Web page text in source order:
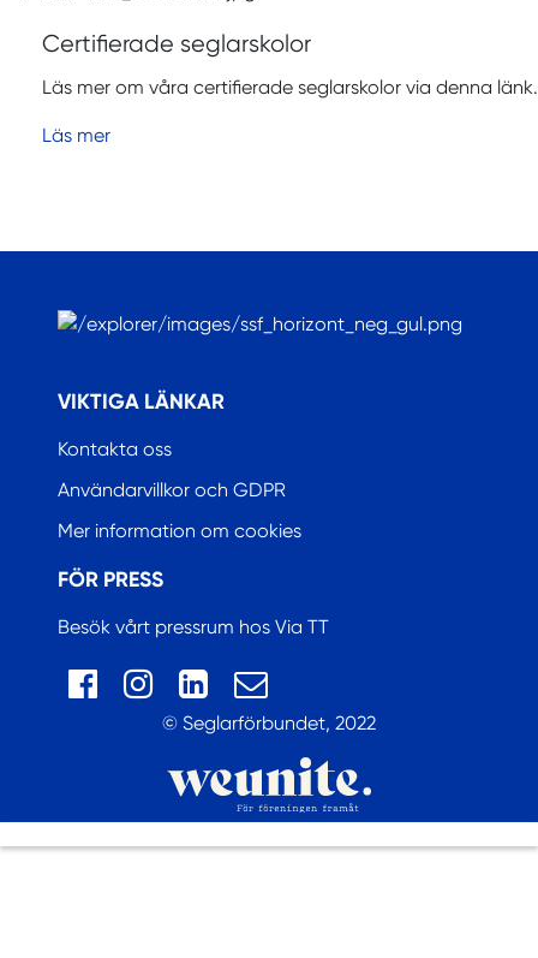
Certifierade seglarskolor
Läs mer om våra certifierade seglarskolor via denna länk.
Läs mer
VIKTIGA LÄNKAR
Kontakta oss
Användarvillkor och GDPR
Mer information om cookies
FÖR PRESS
Besök vårt pressrum hos Via TT
© Seglarförbundet, 2022